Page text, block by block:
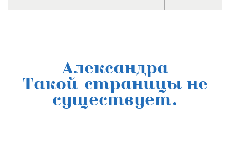
Александра
Такой страницы не
существует.